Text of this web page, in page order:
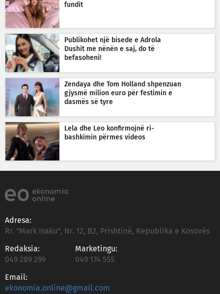
fundit
Publikohet një bisede e Adrola
Dushit me nënën e saj, do të
befasoheni!
Zendaya dhe Tom Holland shpenzuan
gjysmë milion euro për festimin e
dasmës së tyre
Lela dhe Leo konfirmojnë ri-
bashkimin përmes videos
Adresa:
Rr. "Mark Isaku", Nr. 12, B2, Prishtinë, Republika e Kosovës
Redaksia:
049 289 299
Marketingu:
049 174 555
Email:
ekonomia.online@gmail.com